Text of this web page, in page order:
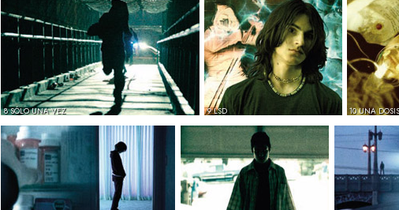
8 SÓLO UNA VEZ 9 LSD 10 UNA DOSIS